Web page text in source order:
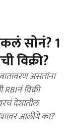
सोनं? 1
विक्री?
असतांना
विक्री
देशातील